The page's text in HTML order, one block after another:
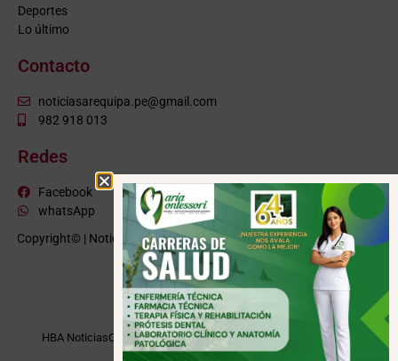
Deportes
Lo último
Contacto
noticiasarequipa.pe@gmail.com
982 918 013
Redes
Facebook
whatsApp
Copyright© | NoticiasArequipa.pe | Grupo HBA Noticias| Todos los
derechos reservados
VISITE TAMBIÉN
HBA NoticiasCusco InformaMoquegua Noticias Tacna Noticias
Puno Noticias